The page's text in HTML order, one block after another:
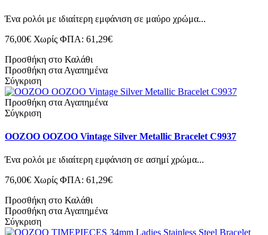
Ένα ρολόι με ιδιαίτερη εμφάνιση σε μαύρο χρώμα...
76,00€ Χωρίς ΦΠΑ: 61,29€
Προσθήκη στο Καλάθι
Προσθήκη στα Αγαπημένα
Σύγκριση
Προσθήκη στα Αγαπημένα
Σύγκριση
OOZOO OOZOO Vintage Silver Metallic Bracelet C9937
Ένα ρολόι με ιδιαίτερη εμφάνιση σε ασημί χρώμα...
76,00€ Χωρίς ΦΠΑ: 61,29€
Προσθήκη στο Καλάθι
Προσθήκη στα Αγαπημένα
Σύγκριση